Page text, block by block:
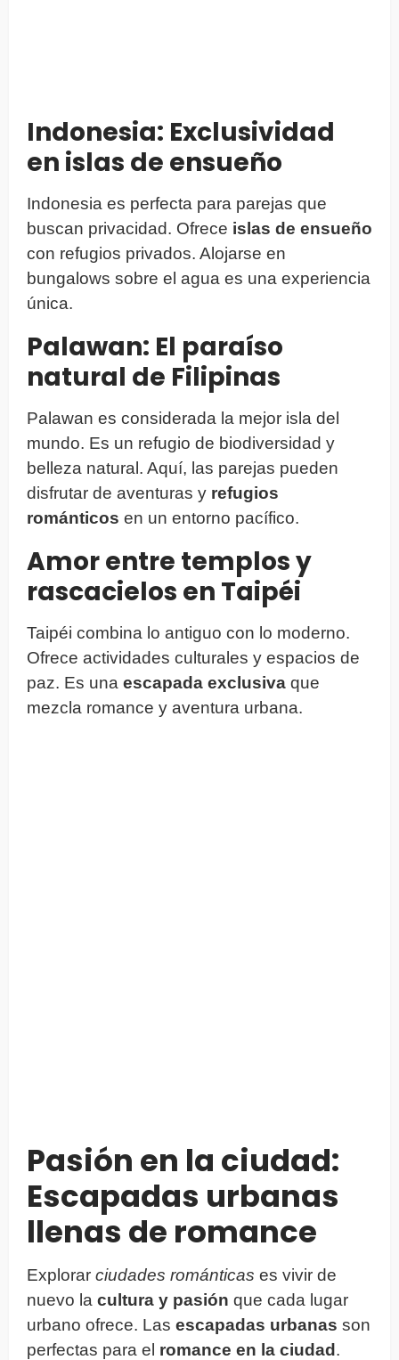
Indonesia: Exclusividad
en islas de ensueño
Indonesia es perfecta para parejas que
buscan privacidad. Ofrece islas de ensueño
con refugios privados. Alojarse en
bungalows sobre el agua es una experiencia
única.
Palawan: El paraíso
natural de Filipinas
Palawan es considerada la mejor isla del
mundo. Es un refugio de biodiversidad y
belleza natural. Aquí, las parejas pueden
disfrutar de aventuras y refugios
románticos en un entorno pacífico.
Amor entre templos y
rascacielos en Taipéi
Taipéi combina lo antiguo con lo moderno.
Ofrece actividades culturales y espacios de
paz. Es una escapada exclusiva que
mezcla romance y aventura urbana.
Pasión en la ciudad:
Escapadas urbanas
llenas de romance
Explorar ciudades románticas es vivir de
nuevo la cultura y pasión que cada lugar
urbano ofrece. Las escapadas urbanas son
perfectas para el romance en la ciudad .